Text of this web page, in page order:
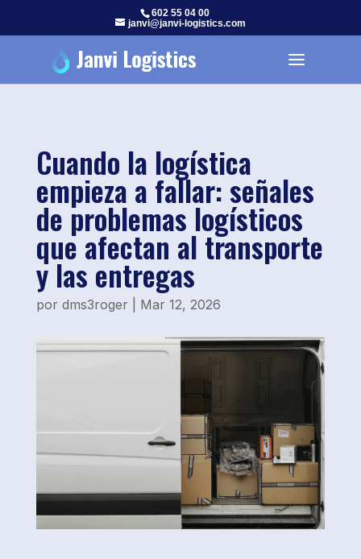
602 55 04 00
janvi@janvi-logistics.com
Cuando la logística
empieza a fallar: señales
de problemas logísticos
que afectan al transporte
y las entregas
por dms3roger Mar 12, 2026